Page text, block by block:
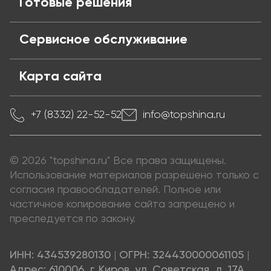
Готовые решения
Сервисное обслуживание
Карта сайта
+7 (8332) 22-52-52 info@topshina.ru
© 2026 "topshina.ru" Все права защищены.
Использование материалов разрешено только с
согласия правообладателей. Полное или
частичное копирование сайта запрещено и
преследуется по закону.
ИНН: 434539280130 ОГРН: 324430000061105